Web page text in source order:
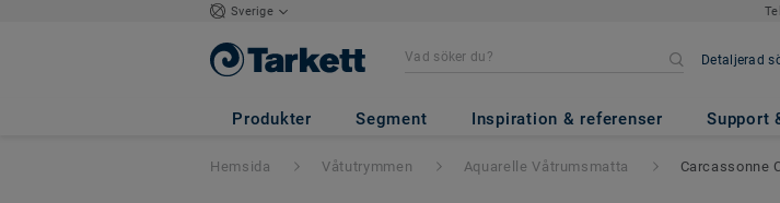
Sverige
Detaljerad
Produkter Segment Inspiration & referenser Support
Aquarelle Våtrumsmatta -
Hemsida Våtutrymmen Aquarelle Våtrumsmatta Carcassonne